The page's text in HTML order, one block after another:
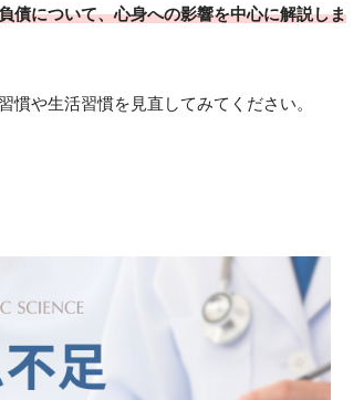
債について、心身への影響を中心に解説しま
や生活習慣を見直してみてください。